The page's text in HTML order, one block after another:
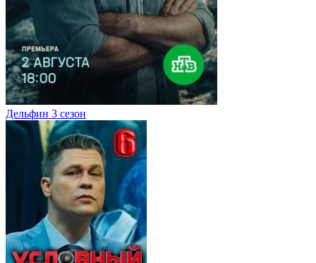
Дельфин 3 сезон